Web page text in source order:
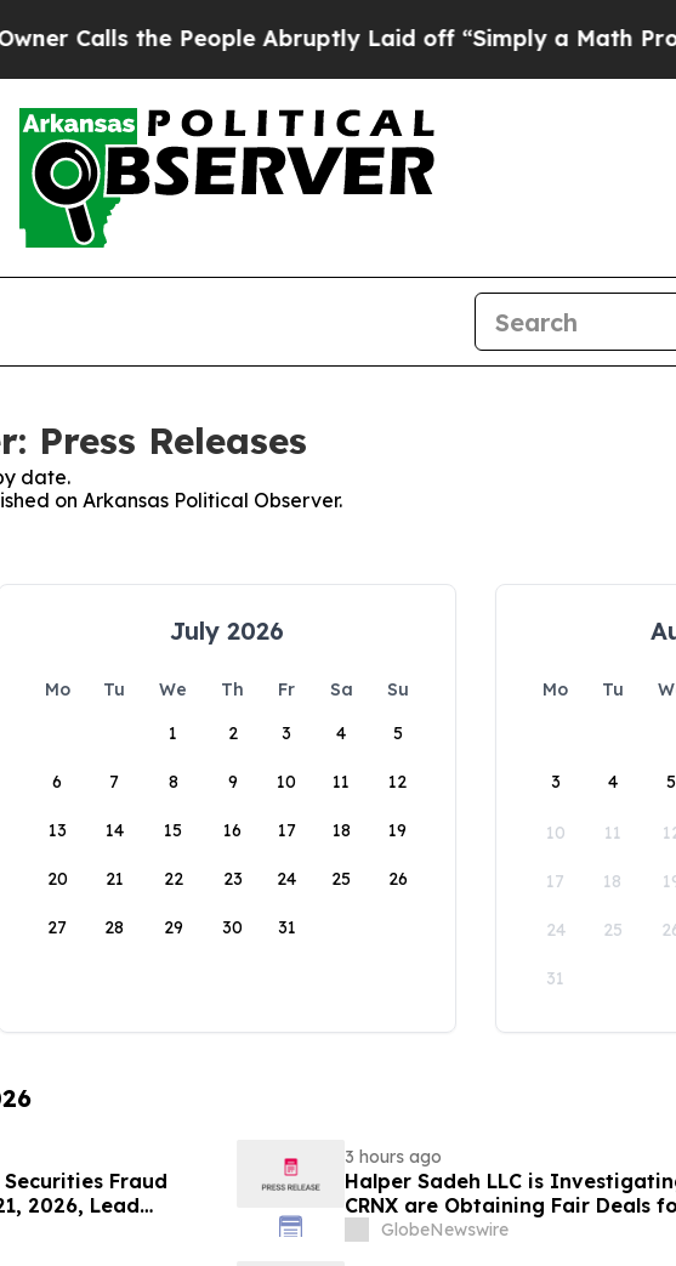
the People Abruptly Laid off “Simply a Math Problem
Press Releases
date.
on Arkansas Political Observer.
July 2026
Mo Tu We Th Fr Sa
Su
1
2 3 4 5
6 7 8 9 10 11 12
13 14 15 16 17 18 19
20 21 22 23 24 25 26
27 28 29 30 31
Mo Tu
3 4 5
10 11
17 18
24 25
31
Fraud
2026, Lead
Meltzer & Check,
3 hours ago
Halper Sadeh LLC is
CRNX are Obtaining Fair Deals
GlobeNewswire